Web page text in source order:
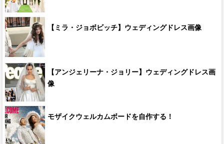
【ミラ・ジョボビッチ】ウェディングドレス画像
【アンジェリーナ・ジョリー】ウェディングドレス画
像
モザイクウェルカムボードを自作する！